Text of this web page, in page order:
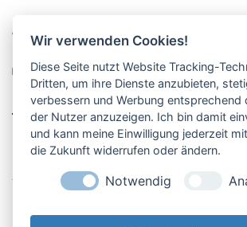
Pucher Straße 10, Fürstenfeldbruck
08141-12269
shop@englschalk.de
Öffnungszeiten
Anfahrt & Kontakt
Retouren-Portal
Wir verwenden Cookies!
Diese Seite nutzt Website Tracking-
Dritten, um ihre Dienste anzubieten,
verbessern und Werbung entsprechend
der Nutzer anzuzeigen. Ich bin damit
und kann meine Einwilligung jederzeit
die Zukunft widerrufen oder ändern.
Notwendig